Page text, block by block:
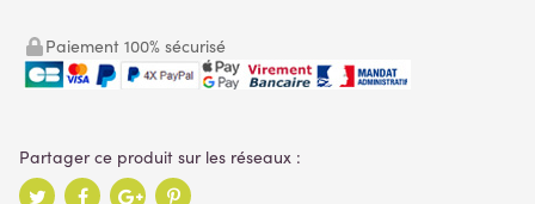
Paiement 100% sécurisé